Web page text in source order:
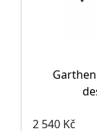
2 540 Kč